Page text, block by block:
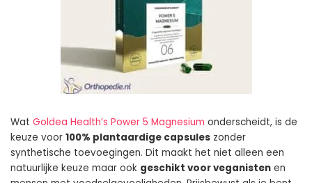
Wat Goldea Health’s Power 5 Magnesium onderscheidt, is de
keuze voor 100% plantaardige capsules zonder
synthetische toevoegingen. Dit maakt het niet alleen een
natuurlijke keuze maar ook geschikt voor veganisten en